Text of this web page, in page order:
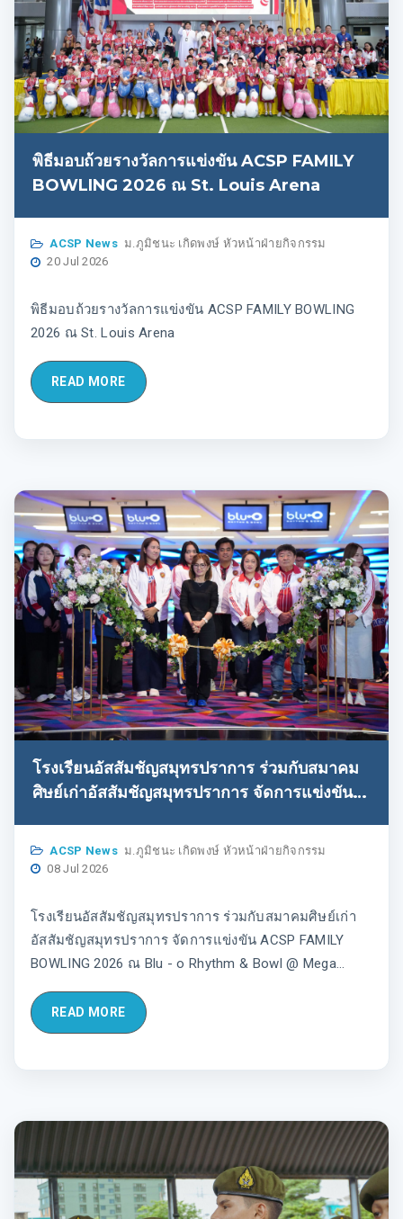
พิธีมอบถ้วยรางวัลการแข่งขัน ACSP FAMILY
BOWLING 2026 ณ St. Louis Arena
ACSP News ม.ภูมิชนะ เกิดพงษ์ หัวหน้าฝ่ายกิจกรรม
20 Jul 2026
พิธีมอบถ้วยรางวัลการแข่งขัน ACSP FAMILY BOWLING
2026 ณ St. Louis Arena
READ MORE
โรงเรียนอัสสัมชัญสมุทรปราการ ร่วมกับสมาคม
ศิษย์เก่าอัสสัมชัญสมุทรปราการ จัดการแข่งขัน
Rhythm & Bowl @ Mega Bangna รอบการ
แข่งขันของนักเรียนEP ทุกระดับชั้น
ACSP News ม.ภูมิชนะ เกิดพงษ์ หัวหน้าฝ่ายกิจกรรม
08 Jul 2026
โรงเรียนอัสสัมชัญสมุทรปราการ ร่วมกับสมาคมศิษย์เก่า
อัสสัมชัญสมุทรปราการ จัดการแข่งขัน ACSP FAMILY
BOWLING 2026 ณ Blu - o Rhythm & Bowl @ Mega
ในวันอาทิตย์ที่ 5 กรกฎาคม พ.ศ. 2569
READ MORE